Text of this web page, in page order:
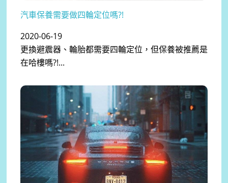
汽車保養需要做四輪定位嗎?!
2020-06-19
更換避震器、輪胎都需要四輪定位，但保養被推薦是
在哈樓嗎?!...